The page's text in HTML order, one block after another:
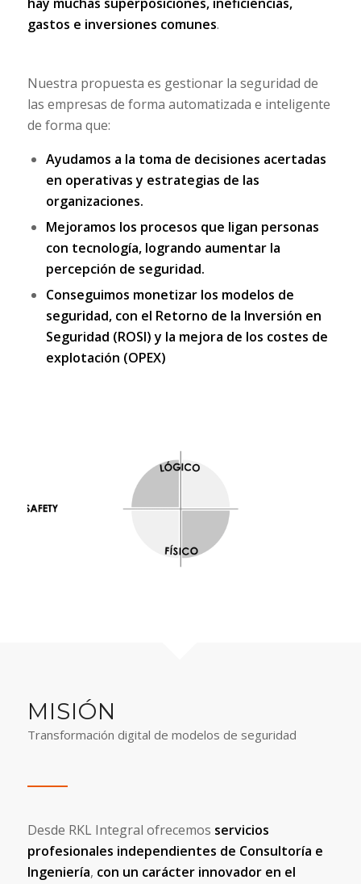
gastos e inversiones comunes.
Nuestra propuesta es gestionar la seguridad de
las empresas de forma automatizada e inteligente
de forma que:
Ayudamos a la toma de decisiones acertadas
en operativas y estrategias de las
organizaciones.
Mejoramos los procesos que ligan personas
con tecnología, logrando aumentar la
percepción de seguridad.
Conseguimos monetizar los modelos de
seguridad, con el Retorno de la Inversión en
Seguridad (ROSI) y la mejora de los costes de
explotación (OPEX)
MISIÓN
Transformación digital de modelos de seguridad
Desde RKL Integral ofrecemos servicios
profesionales independientes de Consultoría e
Ingeniería, con un carácter innovador en el